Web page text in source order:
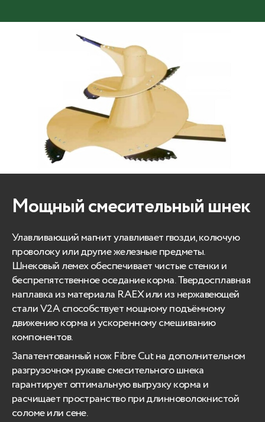
Мощный смесительный шнек
Улавливающий магнит улавливает гвозди, колючую
проволоку или другие железные предметы.
Шнековый лемех обеспечивает чистые стенки и
беспрепятственное оседание корма. Твердосплавная
наплавка из материала RAEX или из нержавеющей
стали V2A способствует мощному подъёмному
движению корма и ускоренному смешиванию
компонентов.
Запатентованный нож Fibre Cut на дополнительном
разгрузочном рукаве смесительного шнека
гарантирует оптимальную выгрузку корма и
расчищает пространство при длинноволокнистой
соломе или сене.